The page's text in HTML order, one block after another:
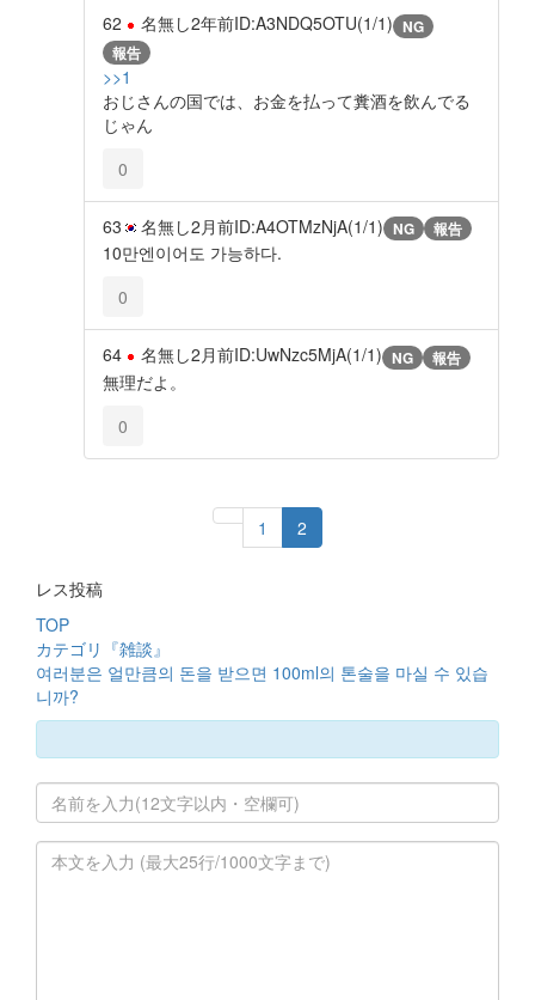
62 名無し2年前ID:A3NDQ5OTU(1/1) NG
報告
>>1
おじさんの国では、お金を払って糞酒を飲んでる
じゃん
0
63 名無し2月前ID:A4OTMzNjA(1/1) NG 報告
10만엔이어도 가능하다.
0
64 名無し2月前ID:UwNzc5MjA(1/1) NG 報告
無理だよ。
0
1 2
レス投稿
TOP
カテゴリ『雑談』
여러분은 얼만큼의 돈을 받으면 100ml의 톤술을 마실 수 있습
니까?